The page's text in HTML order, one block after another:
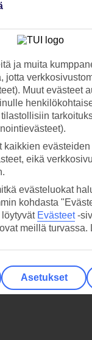
ja muita
jotta
Muut evästeet
eikä
evästeluokat
kohdasta
Evästeet-
meillä turvassa.
Asetukset